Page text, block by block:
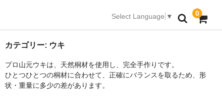
Select Language ▼ 0
PRO YAMAMOTO TOP
ONLINE SHOP TOP
特定商取引法に基づく表記
カテゴリー: ウキ
プロ山元ウキは、天然桐材を使用し、完全手作りです。
ひとつひとつの桐材に合わせて、正確にバランスを取るため、形
状・重量に多少の差があります。